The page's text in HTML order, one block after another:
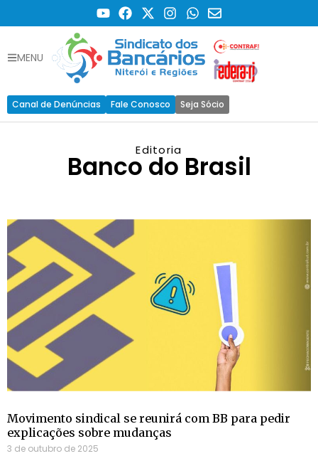
MENU
Canal de Denúncias Fale Conosco Seja Sócio
Editoria
Banco do Brasil
Movimento sindical se reunirá com BB para pedir
explicações sobre mudanças
3 de outubro de 2025